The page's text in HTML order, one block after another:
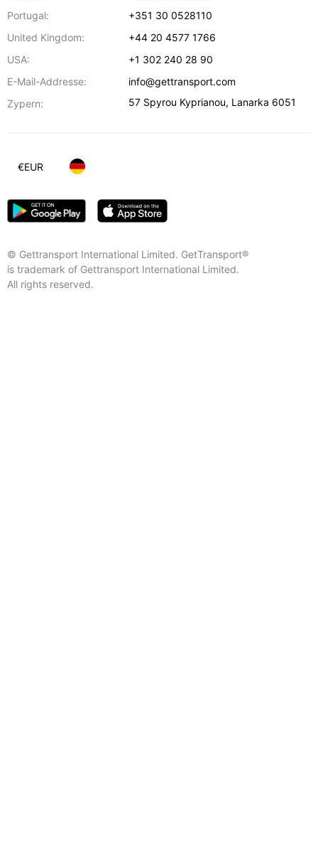
Portugal:
+351 30 0528110
United Kingdom:
+44 20 4577 1766
USA:
+1 302 240 28 90
E-Mail-Addresse:
info@gettransport.com
Zypern:
57 Spyrou Kyprianou, Lanarka 6051
© Gettransport International Limited. GetTransport®
is trademark of Gettransport International Limited.
All rights reserved.
€EUR